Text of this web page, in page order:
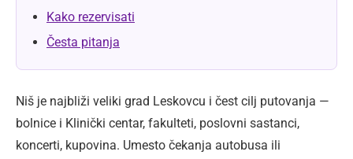
Kako rezervisati
Česta pitanja
Niš je najbliži veliki grad Leskovcu i čest cilj putovanja —
bolnice i Klinički centar, fakulteti, poslovni sastanci,
koncerti, kupovina. Umesto čekanja autobusa ili